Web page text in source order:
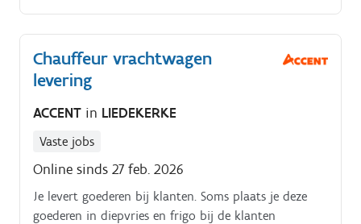
Chauffeur vrachtwagen
levering
ACCENT in LIEDEKERKE
Vaste jobs
Online sinds 27 feb. 2026
Je levert goederen bij klanten. Soms plaats je deze
goederen in diepvries en frigo bij de klanten